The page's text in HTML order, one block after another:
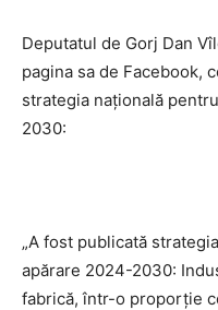
Deputatul de Gorj Dan
pagina sa de Facebook,
strategia națională
2030:
„A fost publicată
apărare 2024-2030:
fabrică, într-o proporție